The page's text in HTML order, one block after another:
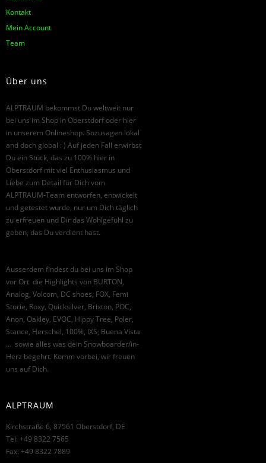
Kontakt
Mein Account
Team
Über uns
ALPTRAUM bekommst Du weltweit nur
bei uns im Shop in Oberstdorf oder hier
in unserem Onlineshop. Sozusagen lokal
and doch global : ) Auf jeden Fall erwirbst
Du ein Stück, das zu 100% hier in
Oberstdorf mit viel Enthusiasmus und
Liebe zum Detail für Dich vom
ALPTRAUM-Team entworfen, entwickelt
und getestet wurde, nur um Dich täglich
zu erfreuen und Dir das Wohlgefühl zu
geben, das Du verdient hast.
Ausserdem findest du bei uns im Shop
vor Ort die Highlights von BURTON,
Analog, Volcom, DC shoes, FOX, Femi
Storie, Roxy, Quicksilver, Brixton, POC,
Anon, Oakley, EVOC, Hippy Tree, Poler,
Stance, Herschel, 100%, IXS, Buena Vista
… sowie alles was dein Snowboarder/in-
Herz begehrt. Komm vorbei, wir freuen
uns auf Dich.
ALPTRAUM
Kirchstraße 6, 87561 Oberstdorf, DE
Tel: +49 8322 7565
Fax: +49 8322 7889